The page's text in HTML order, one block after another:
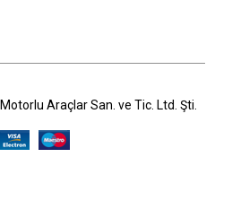
Araçlar San. ve Tic. Ltd. Şti.